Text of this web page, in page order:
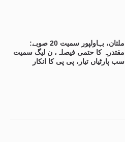
ملتان، بہاولپور سمیت 20 صوبے:
مقتدرہ کا حتمی فیصلہ، ن لیگ سمیت
سب پارٹیاں تیار، پی پی کا انکار